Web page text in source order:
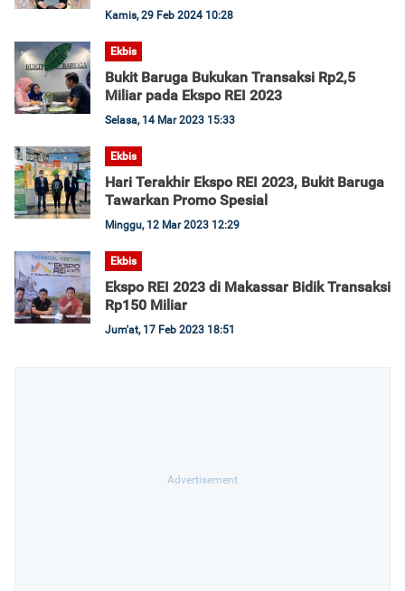
Kamis, 29 Feb 2024 10:28
Ekbis
Bukit Baruga Bukukan Transaksi Rp2,5
Miliar pada Ekspo REI 2023
Selasa, 14 Mar 2023 15:33
Ekbis
Hari Terakhir Ekspo REI 2023, Bukit Baruga
Tawarkan Promo Spesial
Minggu, 12 Mar 2023 12:29
Ekbis
Ekspo REI 2023 di Makassar Bidik Transaksi
Rp150 Miliar
Jum'at, 17 Feb 2023 18:51